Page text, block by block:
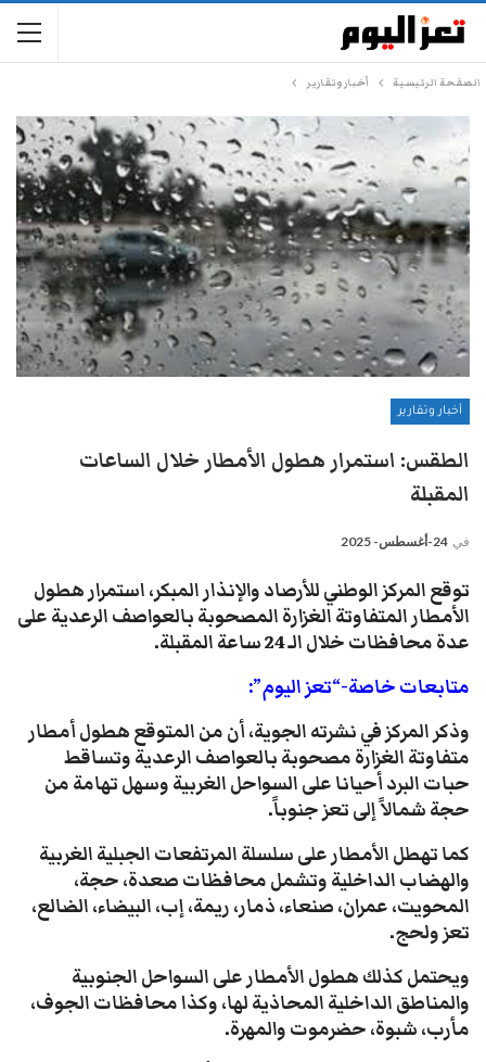
الصفحة الرئيسية أخبار وتقارير
أخبار وتقارير
الطقس: استمرار هطول الأمطار خلال الساعات
المقبلة
في 24-أغسطس- 2025
توقع المركز الوطني للأرصاد والإنذار المبكر، استمرار هطول
الأمطار المتفاوتة الغزارة المصحوبة بالعواصف الرعدية على
عدة محافظات خلال الـ 24 ساعة المقبلة.
متابعات خاصة-“تعز اليوم”:
وذكر المركز في نشرته الجوية، أن من المتوقع هطول أمطار
متفاوتة الغزارة مصحوبة بالعواصف الرعدية وتساقط
حبات البرد أحيانا على السواحل الغربية وسهل تهامة من
حجة شمالاً إلى تعز جنوباً.
كما تهطل الأمطار على سلسلة المرتفعات الجبلية الغربية
والهضاب الداخلية وتشمل محافظات صعدة، حجة،
المحويت، عمران، صنعاء، ذمار، ريمة، إب، البيضاء، الضالع،
تعز ولحج.
ويحتمل كذلك هطول الأمطار على السواحل الجنوبية
والمناطق الداخلية المحاذية لها، وكذا محافظات الجوف،
مأرب، شبوة، حضرموت والمهرة.